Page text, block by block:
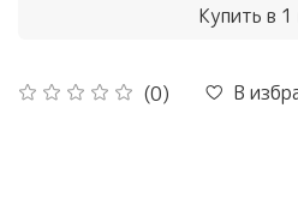
(0) В
Купить в 1